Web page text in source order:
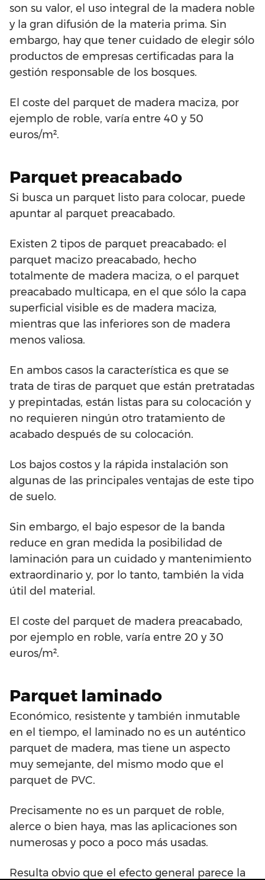
son su valor, el uso integral de la madera noble
y la gran difusión de la materia prima. Sin
embargo, hay que tener cuidado de elegir sólo
productos de empresas certificadas para la
gestión responsable de los bosques.
El coste del parquet de madera maciza, por
ejemplo de roble, varía entre 40 y 50
euros/m².
Parquet preacabado
Si busca un parquet listo para colocar, puede
apuntar al parquet preacabado.
Existen 2 tipos de parquet preacabado: el
parquet macizo preacabado, hecho
totalmente de madera maciza, o el parquet
preacabado multicapa, en el que sólo la capa
superficial visible es de madera maciza,
mientras que las inferiores son de madera
menos valiosa.
En ambos casos la característica es que se
trata de tiras de parquet que están pretratadas
y prepintadas, están listas para su colocación y
no requieren ningún otro tratamiento de
acabado después de su colocación.
Los bajos costos y la rápida instalación son
algunas de las principales ventajas de este tipo
de suelo.
Sin embargo, el bajo espesor de la banda
reduce en gran medida la posibilidad de
laminación para un cuidado y mantenimiento
extraordinario y, por lo tanto, también la vida
útil del material.
El coste del parquet de madera preacabado,
por ejemplo en roble, varía entre 20 y 30
euros/m².
Parquet laminado
Económico, resistente y también inmutable
en el tiempo, el laminado no es un auténtico
parquet de madera, mas tiene un aspecto
muy semejante, del mismo modo que el
parquet de PVC.
Precisamente no es un parquet de roble,
alerce o bien haya, mas las aplicaciones son
numerosas y poco a poco más usadas.
Resulta obvio que el efecto general parece la